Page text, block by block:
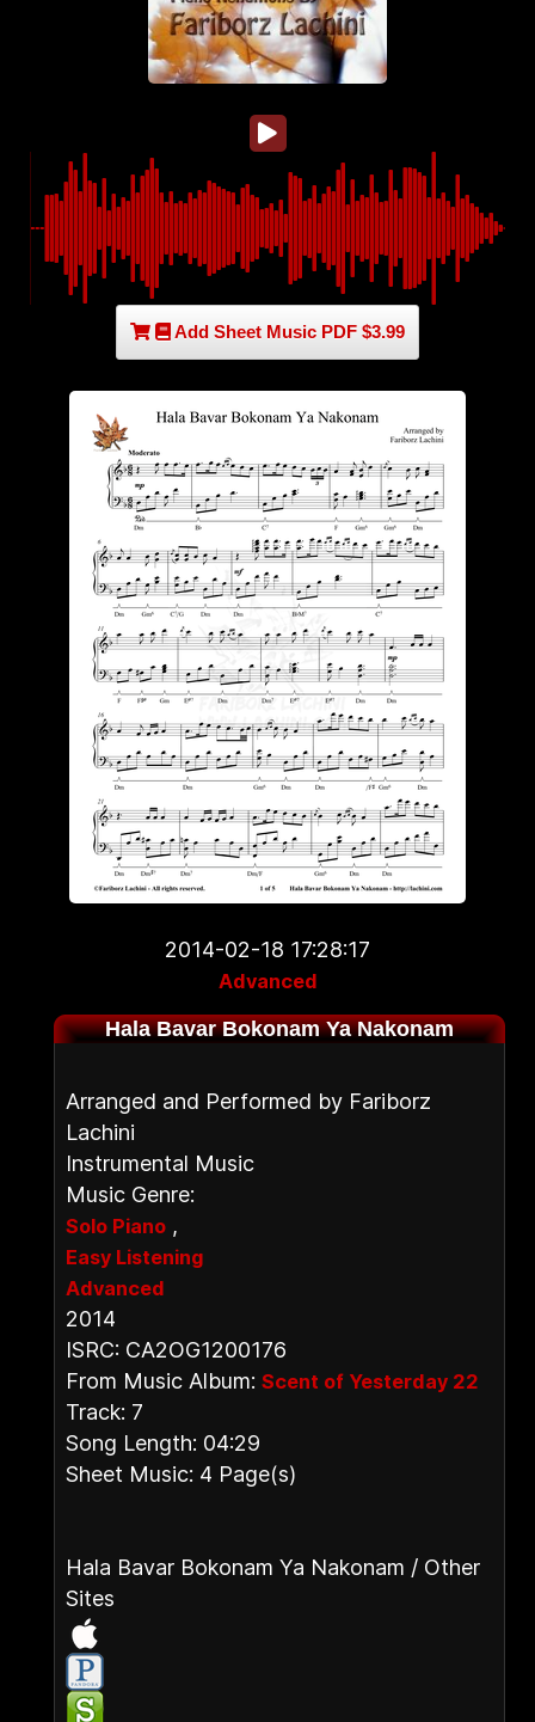
Add Sheet Music PDF $3.99
2014-02-18 17:28:17
Advanced
Hala Bavar Bokonam Ya Nakonam
Arranged and Performed by Fariborz
Lachini
Instrumental Music
Music Genre:
Solo Piano ,
Easy Listening
Advanced
2014
ISRC: CA2OG1200176
From Music Album: Scent of Yesterday 22
Track: 7
Song Length: 04:29
Sheet Music: 4 Page(s)
Hala Bavar Bokonam Ya Nakonam / Other
Sites